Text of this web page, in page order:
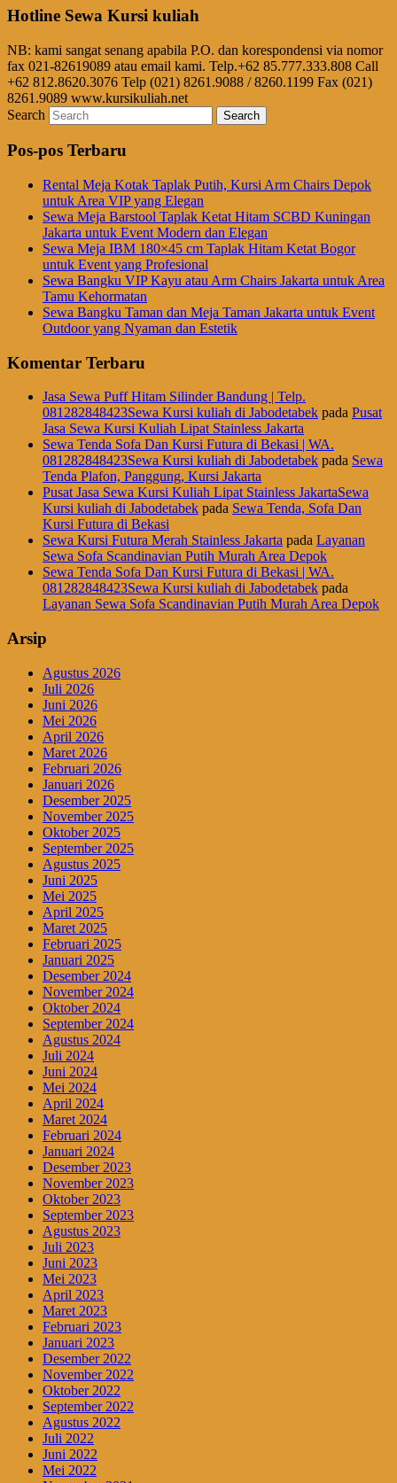
Hotline Sewa Kursi kuliah
NB: kami sangat senang apabila P.O. dan korespondensi via nomor
fax 021-82619089 atau email kami. Telp.+62 85.777.333.808 Call
+62 812.8620.3076 Telp (021) 8261.9088 / 8260.1199 Fax (021)
8261.9089 www.kursikuliah.net
Search
Pos-pos Terbaru
Rental Meja Kotak Taplak Putih, Kursi Arm Chairs Depok
untuk Area VIP yang Elegan
Sewa Meja Barstool Taplak Ketat Hitam SCBD Kuningan
Jakarta untuk Event Modern dan Elegan
Sewa Meja IBM 180×45 cm Taplak Hitam Ketat Bogor
untuk Event yang Profesional
Sewa Bangku VIP Kayu atau Arm Chairs Jakarta untuk Area
Tamu Kehormatan
Sewa Bangku Taman dan Meja Taman Jakarta untuk Event
Outdoor yang Nyaman dan Estetik
Komentar Terbaru
Jasa Sewa Puff Hitam Silinder Bandung | Telp.
081282848423Sewa Kursi kuliah di Jabodetabek pada Pusat
Jasa Sewa Kursi Kuliah Lipat Stainless Jakarta
Sewa Tenda Sofa Dan Kursi Futura di Bekasi | WA.
081282848423Sewa Kursi kuliah di Jabodetabek pada Sewa
Tenda Plafon, Panggung, Kursi Jakarta
Pusat Jasa Sewa Kursi Kuliah Lipat Stainless JakartaSewa
Kursi kuliah di Jabodetabek pada Sewa Tenda, Sofa Dan
Kursi Futura di Bekasi
Sewa Kursi Futura Merah Stainless Jakarta pada Layanan
Sewa Sofa Scandinavian Putih Murah Area Depok
Sewa Tenda Sofa Dan Kursi Futura di Bekasi | WA.
081282848423Sewa Kursi kuliah di Jabodetabek pada
Layanan Sewa Sofa Scandinavian Putih Murah Area Depok
Arsip
Agustus 2026
Juli 2026
Juni 2026
Mei 2026
April 2026
Maret 2026
Februari 2026
Januari 2026
Desember 2025
November 2025
Oktober 2025
September 2025
Agustus 2025
Juni 2025
Mei 2025
April 2025
Maret 2025
Februari 2025
Januari 2025
Desember 2024
November 2024
Oktober 2024
September 2024
Agustus 2024
Juli 2024
Juni 2024
Mei 2024
April 2024
Maret 2024
Februari 2024
Januari 2024
Desember 2023
November 2023
Oktober 2023
September 2023
Agustus 2023
Juli 2023
Juni 2023
Mei 2023
April 2023
Maret 2023
Februari 2023
Januari 2023
Desember 2022
November 2022
Oktober 2022
September 2022
Agustus 2022
Juli 2022
Juni 2022
Mei 2022